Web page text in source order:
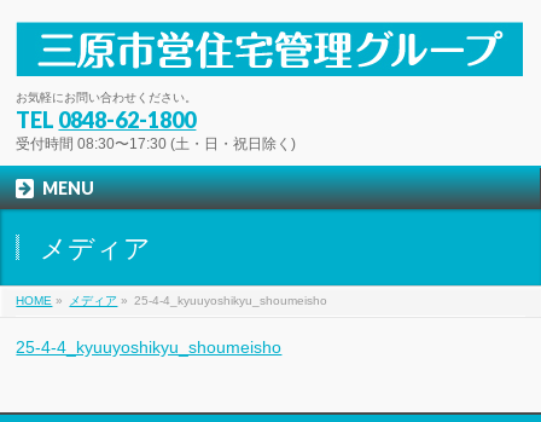
お気軽にお問い合わせください。
TEL 0848-62-1800
受付時間 08:30〜17:30 (土・日・祝日除く)
MENU
メディア
HOME » メディア » 25-4-4_kyuuyoshikyu_shoumeisho
25-4-4_kyuuyoshikyu_shoumeisho